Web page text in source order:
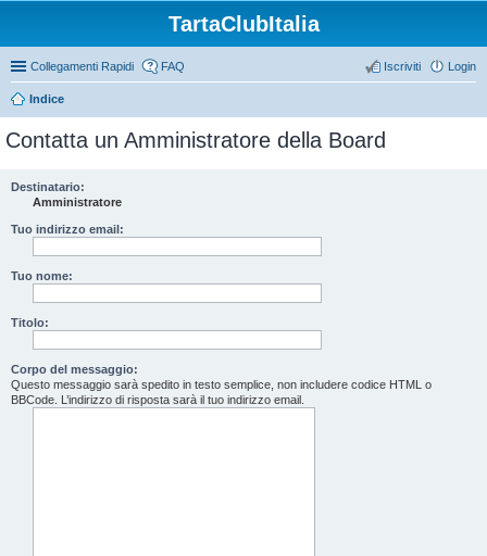
TartaClubItalia
Collegamenti Rapidi FAQ Login
Iscriviti
Indice
Contatta un Amministratore della Board
Destinatario:
Amministratore
Tuo indirizzo email:
Tuo nome:
Titolo:
Corpo del messaggio:
Questo messaggio sarà spedito in testo semplice, non includere codice HTML o
BBCode. L’indirizzo di risposta sarà il tuo indirizzo email.